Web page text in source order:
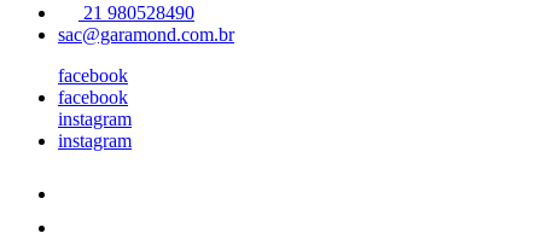
21 980528490
sac@garamond.com.br
facebook
facebook
instagram
instagram